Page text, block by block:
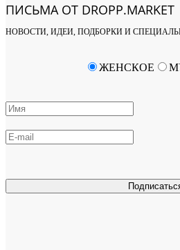
ПИСЬМА ОТ DROPP.MARKET
НОВОСТИ, ИДЕИ, ПОДБОРКИ И
ЖЕНСКОЕ